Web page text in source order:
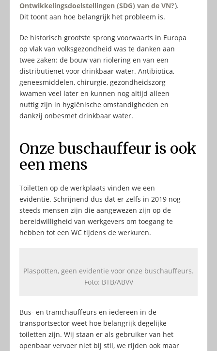
Ontwikkelingsdoelstellingen (SDG) van de VN?).
Dit toont aan hoe belangrijk het probleem is.
De historisch grootste sprong voorwaarts in Europa
op vlak van volksgezondheid was te danken aan
twee zaken: de bouw van riolering en van een
distributienet voor drinkbaar water. Antibiotica,
geneesmiddelen, chirurgie, gezondheidszorg
kwamen veel later en kunnen nog altijd alleen
nuttig zijn in hygiënische omstandigheden en
dankzij onbesmet drinkbaar water.
Onze buschauffeur is ook
een mens
Toiletten op de werkplaats vinden we een
evidentie. Schrijnend dus dat er zelfs in 2019 nog
steeds mensen zijn die aangewezen zijn op de
bereidwilligheid van werkgevers om toegang te
hebben tot een WC tijdens de werkuren.
Plaspotten, geen evidentie voor onze buschauffeurs.
Foto: BTB/ABVV
Bus- en tramchauffeurs en iedereen in de
transportsector weet hoe belangrijk degelijke
toiletten zijn. Wij staan er als gebruiker van het
openbaar vervoer niet bij stil, we rijden ook maar